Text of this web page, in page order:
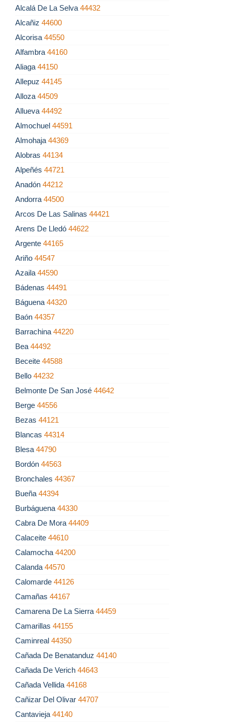
Alcalá De La Selva 44432
Alcañiz 44600
Alcorisa 44550
Alfambra 44160
Aliaga 44150
Allepuz 44145
Alloza 44509
Allueva 44492
Almochuel 44591
Almohaja 44369
Alobras 44134
Alpeñés 44721
Anadón 44212
Andorra 44500
Arcos De Las Salinas 44421
Arens De Lledó 44622
Argente 44165
Ariño 44547
Azaila 44590
Bádenas 44491
Báguena 44320
Baón 44357
Barrachina 44220
Bea 44492
Beceite 44588
Bello 44232
Belmonte De San José 44642
Berge 44556
Bezas 44121
Blancas 44314
Blesa 44790
Bordón 44563
Bronchales 44367
Bueña 44394
Burbáguena 44330
Cabra De Mora 44409
Calaceite 44610
Calamocha 44200
Calanda 44570
Calomarde 44126
Camañas 44167
Camarena De La Sierra 44459
Camarillas 44155
Caminreal 44350
Cañada De Benatanduz 44140
Cañada De Verich 44643
Cañada Vellida 44168
Cañizar Del Olivar 44707
Cantavieja 44140